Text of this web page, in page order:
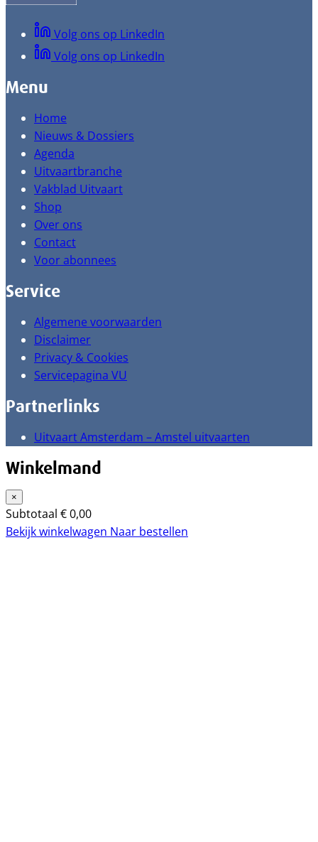
Volg ons op LinkedIn
Volg ons op LinkedIn
Menu
Home
Nieuws & Dossiers
Agenda
Uitvaartbranche
Vakblad Uitvaart
Shop
Over ons
Contact
Voor abonnees
Service
Algemene voorwaarden
Disclaimer
Privacy & Cookies
Servicepagina VU
Partnerlinks
Uitvaart Amsterdam – Amstel uitvaarten
Winkelmand
×
Subtotaal €0,00
Bekijk winkelwagen Naar bestellen